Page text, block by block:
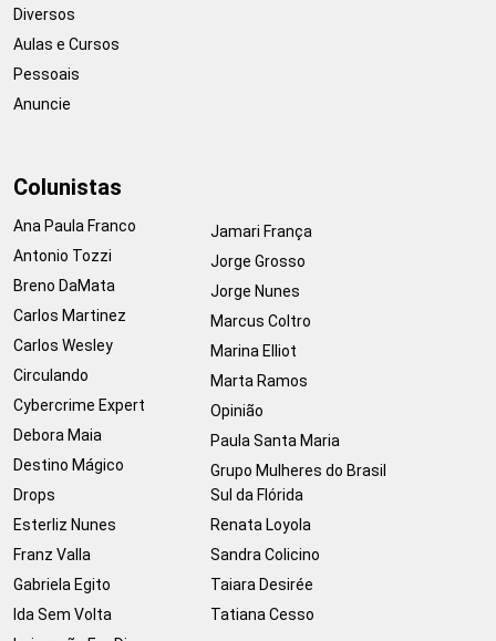
Diversos
Aulas e Cursos
Pessoais
Anuncie
Colunistas
Ana Paula Franco
Antonio Tozzi
Breno DaMata
Carlos Martinez
Carlos Wesley
Circulando
Cybercrime Expert
Debora Maia
Destino Mágico
Drops
Esterliz Nunes
Franz Valla
Gabriela Egito
Ida Sem Volta
Jamari França
Jorge Grosso
Jorge Nunes
Marcus Coltro
Marina Elliot
Marta Ramos
Opinião
Paula Santa Maria
Grupo Mulheres do Brasil
Sul da Flórida
Renata Loyola
Sandra Colicino
Taiara Desirée
Tatiana Cesso